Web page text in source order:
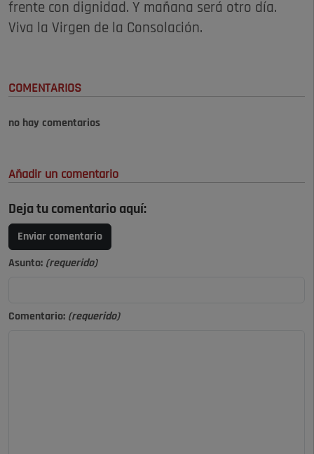
frente con dignidad. Y mañana será otro día.
Viva la Virgen de la Consolación.
COMENTARIOS
no hay comentarios
Añadir un comentario
Deja tu comentario aquí:
Enviar comentario
Asunto: (requerido)
Comentario: (requerido)